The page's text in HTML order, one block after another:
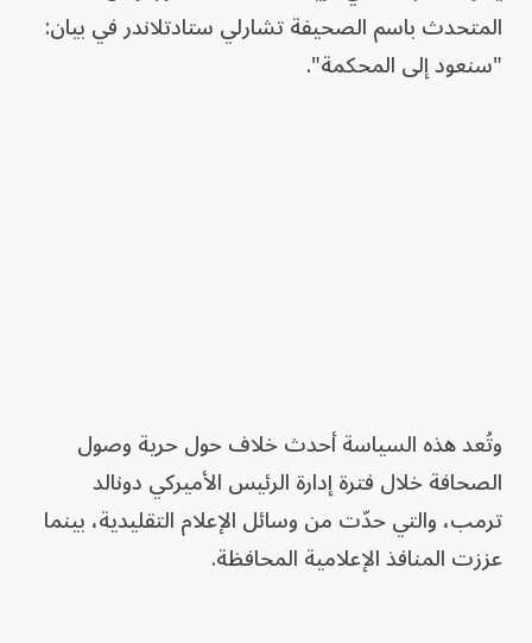
المتحدث باسم الصحيفة تشارلي ستادتلاندر في بيان:
"سنعود إلى المحكمة".
وتُعد هذه السياسة أحدث خلاف حول حرية وصول
الصحافة خلال فترة إدارة الرئيس الأميركي دونالد
ترمب، والتي حدّت من وسائل الإعلام التقليدية، بينما
عززت المنافذ الإعلامية المحافظة.